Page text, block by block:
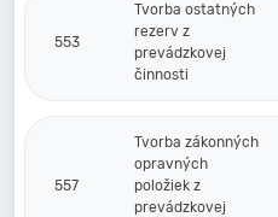
553
Tvorba ostatných
rezerv z
prevádzkovej
činnosti
557
Tvorba zákonných
opravných
položiek z
prevádzkovej